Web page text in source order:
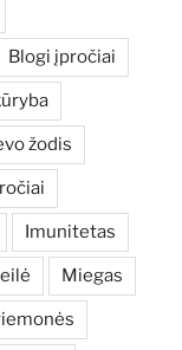
Blogi įpročiai
žodis
Imunitetas
Miegas